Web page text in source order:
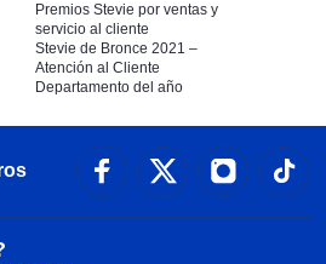
Premios Stevie por ventas y
servicio al cliente
Stevie de Bronce 2021 –
Atención al Cliente
Departamento del año